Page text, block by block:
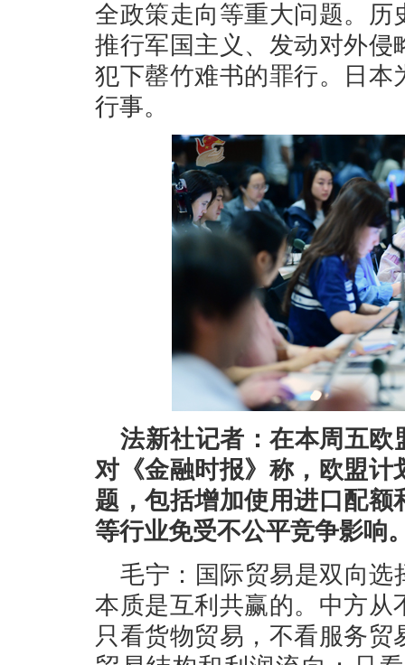
全政策走向等重大问题。
推行军国主义、发动对外
犯下罄竹难书的罪行。日
行事。
法新社记者：在本周五欧
对《金融时报》称，欧盟
题，包括增加使用进口配
等行业免受不公平竞争影响
毛宁：国际贸易是双向选
本质是互利共赢的。中方
只看货物贸易，不看服务